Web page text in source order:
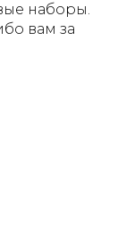
наборы.
вам за